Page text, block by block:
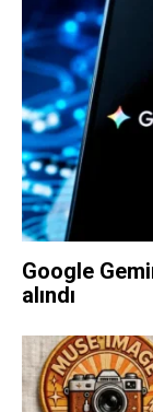
Google
alındı